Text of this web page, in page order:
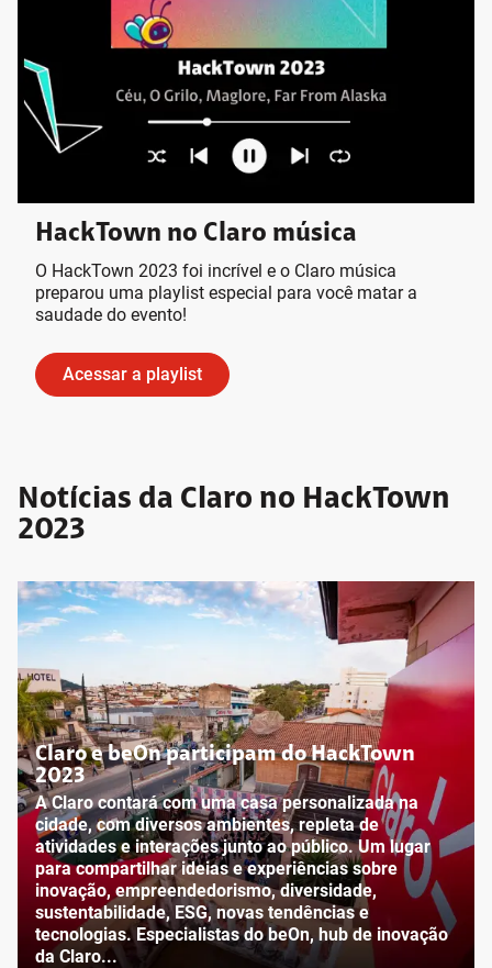
HackTown no Claro música
O HackTown 2023 foi incrível e o Claro música
preparou uma playlist especial para você matar a
saudade do evento!
Acessar a playlist
Notícias da Claro no HackTown
2023
Claro e beOn participam do HackTown
2023
A Claro contará com uma casa personalizada na
cidade, com diversos ambientes, repleta de
atividades e interações junto ao público. Um lugar
para compartilhar ideias e experiências sobre
inovação, empreendedorismo, diversidade,
sustentabilidade, ESG, novas tendências e
tecnologias. Especialistas do beOn, hub de inovação
da Claro...